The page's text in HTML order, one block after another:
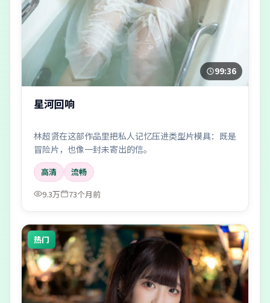
99:36
星河回响
林超贤在这部作品里把私人记忆压进类型片模具：既是
冒险片，也像一封未寄出的信。
高清
流畅
9.3万
73个月前
热门